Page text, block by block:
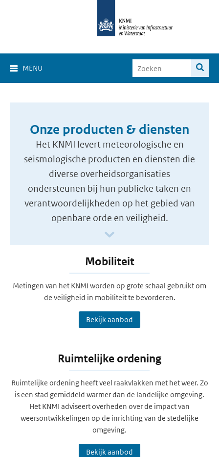
MENU
Onze producten & diensten
Het KNMI levert meteorologische en
seismologische producten en diensten die
diverse overheidsorganisaties
ondersteunen bij hun publieke taken en
verantwoordelijkheden op het gebied van
openbare orde en veiligheid.
Mobiliteit
Metingen van het KNMI worden op grote schaal gebruikt om
de veiligheid in mobiliteit te bevorderen.
Bekijk aanbod
Ruimtelijke ordening
Ruimtelijke ordening heeft veel raakvlakken met het weer. Zo
is een stad gemiddeld warmer dan de landelijke omgeving.
Het KNMI adviseert overheden over de impact van
weersontwikkelingen op de inrichting van de stedelijke
omgeving.
Bekijk aanbod